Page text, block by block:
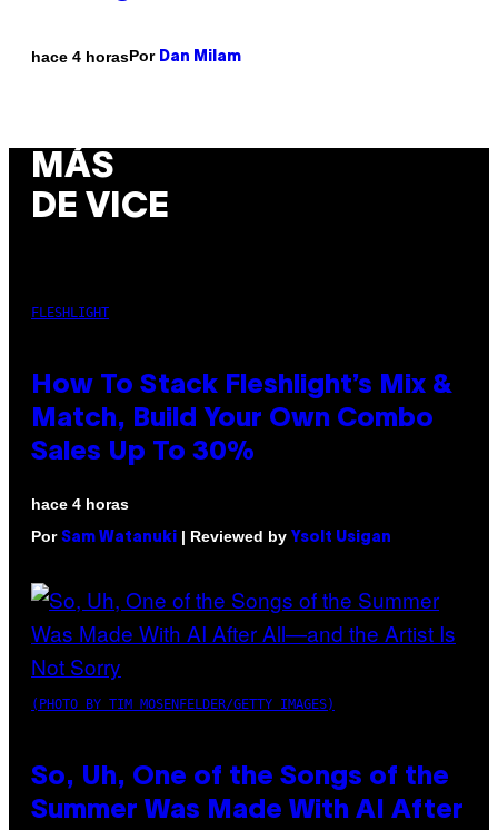
hace 4 horasPor Dan Milam
MÁS
DE VICE
FLESHLIGHT
How To Stack Fleshlight’s Mix &
Match, Build Your Own Combo
Sales Up To 30%
hace 4 horas
Por Sam Watanuki | Reviewed by Ysolt Usigan
(PHOTO BY TIM MOSENFELDER/GETTY IMAGES)
So, Uh, One of the Songs of the
Summer Was Made With AI After